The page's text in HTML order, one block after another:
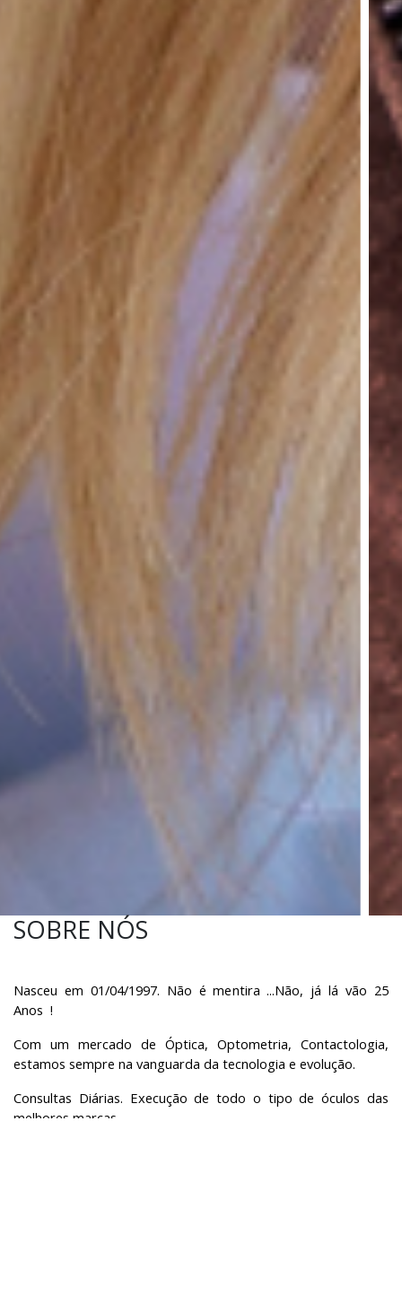
SOBRE NÓS
Nasceu em 01/04/1997. Não é mentira ...Não, já lá vão 25
Anos !
Com um mercado de Óptica, Optometria, Contactologia,
estamos sempre na vanguarda da tecnologia e evolução.
Consultas Diárias. Execução de todo o tipo de óculos das
melhores marcas.